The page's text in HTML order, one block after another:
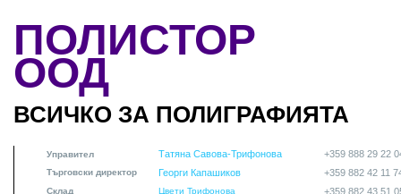
ПОЛИСТОР
ООД
ВСИЧКО ЗА ПОЛИГРАФИЯТА
Управител Татяна Савова-Трифонова +359 888 29 22
Търговски директор Георги Капашиков +359 882 42 11
Склад Цвети Трифонова +359 882 43 51